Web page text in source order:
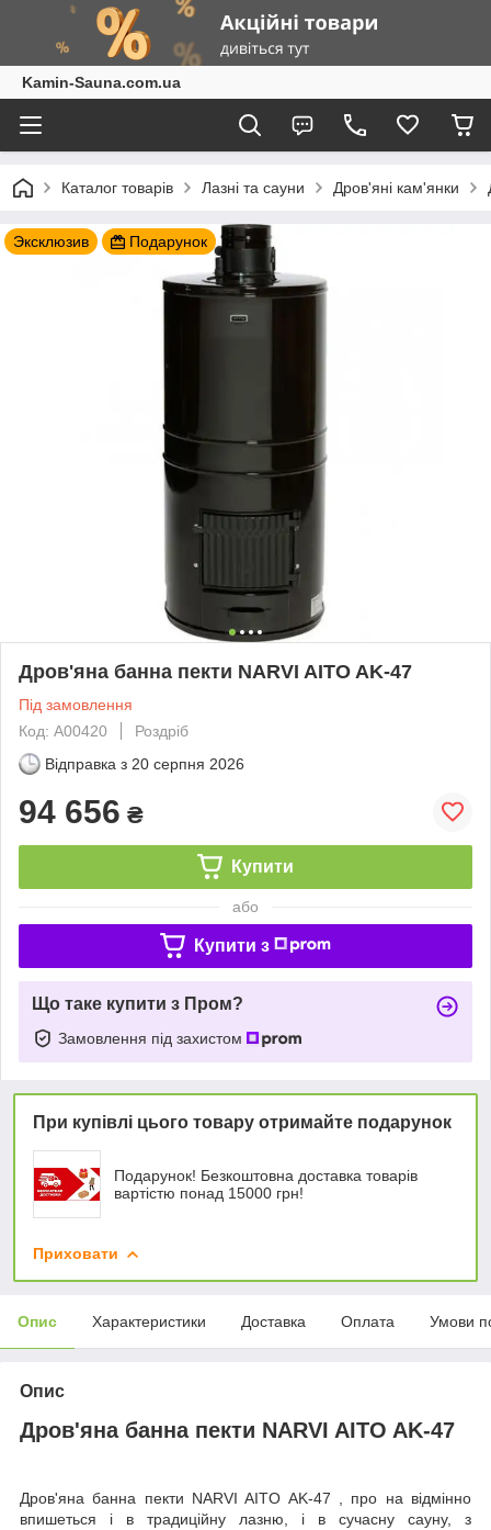
Kamin-Sauna.com.ua
Каталог товарів Лазні та сауни Дров'яні кам'янки
Эксклюзив Подарунок
Дров'яна банна пекти NARVI AITO AK-47
Під замовлення
Код: А00420
Роздріб
Відправка з 20 серпня 2026
94 656 ₴
Купити
або
Купити з
Що таке купити з Пром?
Замовлення під захистом
При купівлі цього товару отримайте подарунок
Подарунок! Безкоштовна доставка товарів
вартістю понад 15000 грн!
Приховати
Опис Характеристики Доставка Оплата Умови
Опис
Дров'яна банна пекти NARVI AITO AK-47
Дров'яна банна пекти NARVI AITO AK-47 , про на відмінно
впишеться і в традиційну лазню, і в сучасну сауну, з